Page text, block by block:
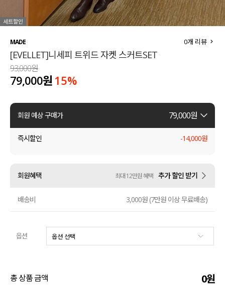
티셔츠
팬츠
셔츠
원피스
액티브
아우터
언더웨어/파자마
스커트
언더웨어
MADE
[EVELLET]니세피 트위드 자켓 스커트SET
0개 리뷰
93,000원
79,000원 15%
회원 예상 구매가 79,000원
즉시할인 -14,000원
회원혜택 최대 12만원 혜택 추가 할인 받기
배송비 3,000원 (7만원 이상 무료배송)
옵션
총 상품 금액 0원